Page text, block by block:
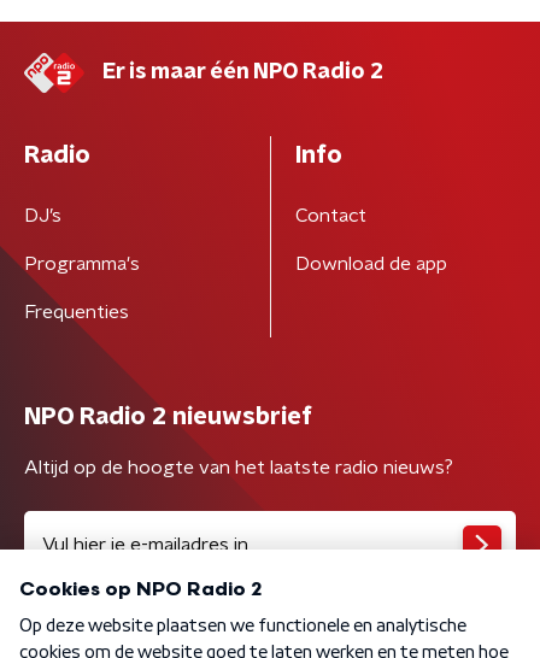
Er is maar één NPO Radio 2
Radio
DJ’s
Programma's
Frequenties
Info
Contact
Download de app
NPO Radio 2 nieuwsbrief
Altijd op de hoogte van het laatste radio nieuws?